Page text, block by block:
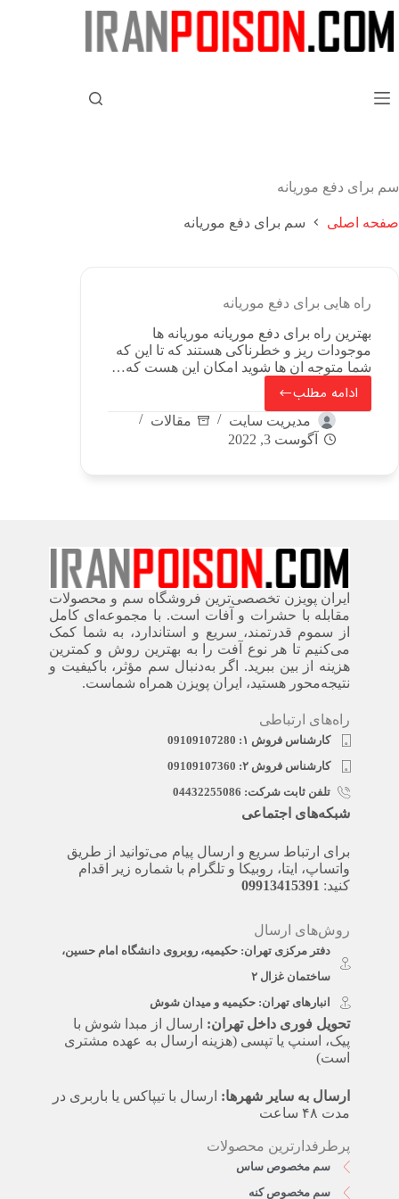
سم برای دفع موریانه
صفحه اصلی سم برای دفع موریانه
راه هایی برای دفع موریانه
بهترین راه برای دفع موریانه موریانه ها
موجودات ریز و خطرناکی هستند که تا این که
شما متوجه ان ها شوید امکان این هست که…
ادامه مطلب
مدیریت سایت
مقالات
آگوست 3, 2022
ایران پویزن تخصصی‌ترین فروشگاه سم و محصولات
مقابله با حشرات و آفات است. با مجموعه‌ای کامل
از سموم قدرتمند، سریع‌ و استاندارد، به شما کمک
می‌کنیم تا هر نوع آفت را به بهترین روش و کمترین
هزینه از بین ببرید. اگر به‌دنبال سم مؤثر، باکیفیت و
نتیجه‌محور هستید، ایران پویزن همراه شماست.
راه‌های ارتباطی
کارشناس فروش ۱: 09109107280
کارشناس فروش ۲: 09109107360
تلفن ثابت شرکت: 04432255086
شبکه‌های اجتماعی
برای ارتباط سریع و ارسال پیام می‌توانید از طریق
واتساپ، ایتا، روبیکا و تلگرام با شماره زیر اقدام
کنید: 09913415391
روش‌های ارسال
دفتر مرکزی تهران: حکیمیه، روبروی دانشگاه امام حسین،
ساختمان غزال ۲
انبارهای تهران: حکیمیه و میدان شوش
تحویل فوری داخل تهران: ارسال از مبدا شوش با
پیک، اسنپ یا تپسی (هزینه ارسال به عهده مشتری
است)
ارسال به سایر شهرها: ارسال با تیپاکس یا باربری در
مدت ۴۸ ساعت
پرطرفدارترین محصولات
سم مخصوص ساس
سم مخصوص کنه